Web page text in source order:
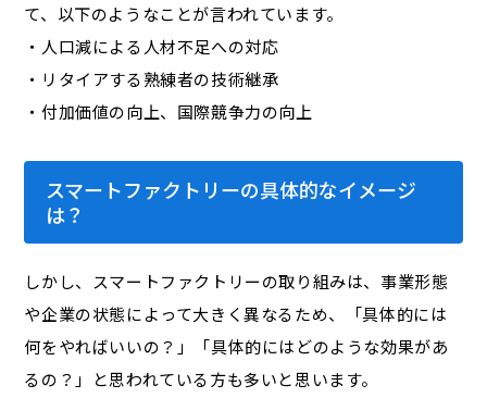
て、以下のようなことが言われています。
・人口減による人材不足への対応
・リタイアする熟練者の技術継承
・付加価値の向上、国際競争力の向上
スマートファクトリーの具体的なイメージ
は？
しかし、スマートファクトリーの取り組みは、事業形態
や企業の状態によって大きく異なるため、「具体的には
何をやればいいの？」「具体的にはどのような効果があ
るの？」と思われている方も多いと思います。